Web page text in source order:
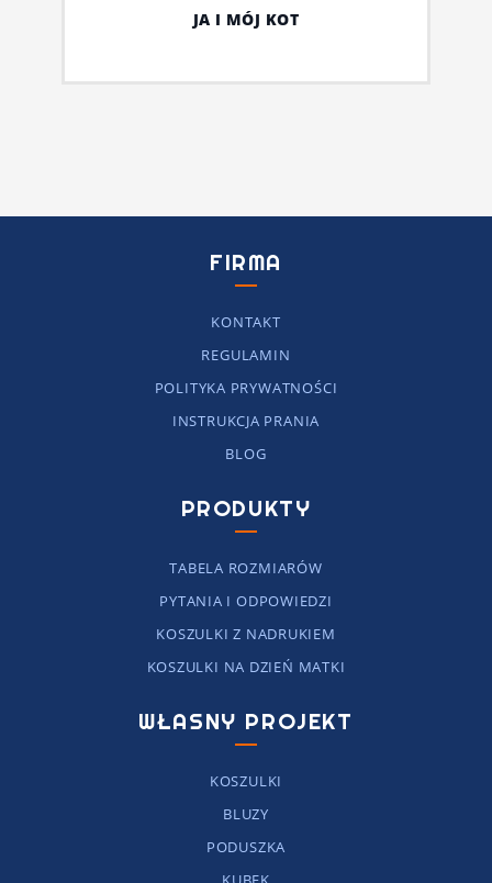
JA I MÓJ KOT
FIRMA
KONTAKT
REGULAMIN
POLITYKA PRYWATNOŚCI
INSTRUKCJA PRANIA
BLOG
PRODUKTY
TABELA ROZMIARÓW
PYTANIA I ODPOWIEDZI
KOSZULKI Z NADRUKIEM
KOSZULKI NA DZIEŃ MATKI
WŁASNY PROJEKT
KOSZULKI
BLUZY
PODUSZKA